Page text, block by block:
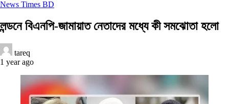
News Times BD
লন্ডনে বিএনপি-জামায়াত নেতাদের মধ্যে কী সমঝোতা হলো
tareq
1 year ago